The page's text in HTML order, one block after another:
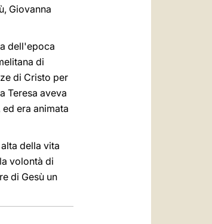
Giovanna
dell'epoca
di
di Cristo per
Teresa aveva
ed era animata
della vita
volontà di
di Gesù un